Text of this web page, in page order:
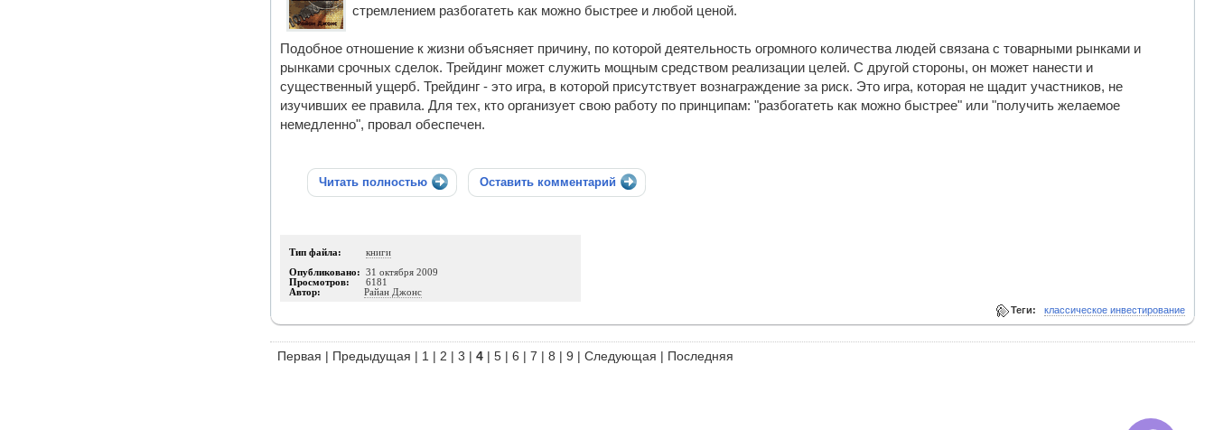
стремлением разбогатеть как можно быстрее и любой ценой.
Подобное отношение к жизни объясняет причину, по которой деятельность огромного количества людей связана с товарными рынками и
рынками срочных сделок. Трейдинг может служить мощным средством реализации целей. С другой стороны, он может нанести и
существенный ущерб. Трейдинг - это игра, в которой присутствует вознаграждение за риск. Это игра, которая не щадит участников, не
изучивших ее правила. Для тех, кто организует свою работу по принципам: "разбогатеть как можно быстрее" или "получить желаемое
немедленно", провал обеспечен.
Читать полностью Оставить комментарий
Тип файла: книги
Опубликовано: 31 октября 2009
Просмотров: 6181
Автор: Райан Джонс
Теги: классическое инвестирование
Первая | Предыдущая | 1 | 2 | 3 | 4 | 5 | 6 | 7 | 8 | 9 | Следующая | Последняя